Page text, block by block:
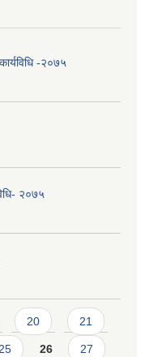
-२०७५
२०७५
20 21
26 27